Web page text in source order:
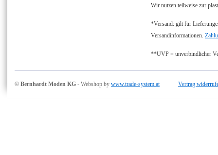
Wir nutzen teilweise zur
*Versand: gilt für
Versandinformationen.
**UVP = unverbindlicher
© Bernhardt Moden KG - Webshop by www.trade-system.at Vertrag